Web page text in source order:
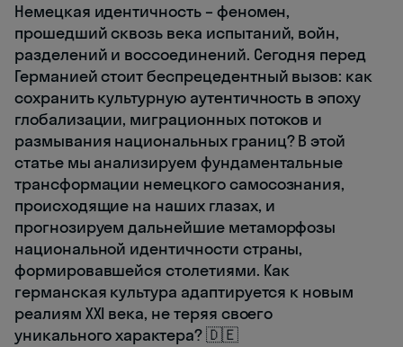
Немецкая идентичность – феномен,
прошедший сквозь века испытаний, войн,
разделений и воссоединений. Сегодня перед
Германией стоит беспрецедентный вызов: как
сохранить культурную аутентичность в эпоху
глобализации, миграционных потоков и
размывания национальных границ? В этой
статье мы анализируем фундаментальные
трансформации немецкого самосознания,
происходящие на наших глазах, и
прогнозируем дальнейшие метаморфозы
национальной идентичности страны,
формировавшейся столетиями. Как
германская культура адаптируется к новым
реалиям XXI века, не теряя своего
уникального характера? 🇩🇪